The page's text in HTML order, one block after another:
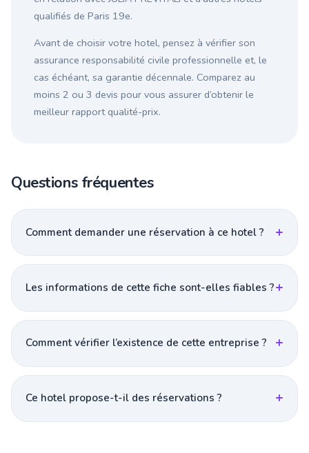
qualifiés de Paris 19e.
Avant de choisir votre hotel, pensez à vérifier son
assurance responsabilité civile professionnelle et, le
cas échéant, sa garantie décennale. Comparez au
moins 2 ou 3 devis pour vous assurer d’obtenir le
meilleur rapport qualité-prix.
Questions fréquentes
Comment demander une réservation à ce hotel ?
Les informations de cette fiche sont-elles fiables ?
Comment vérifier l’existence de cette entreprise ?
Ce hotel propose-t-il des réservations ?